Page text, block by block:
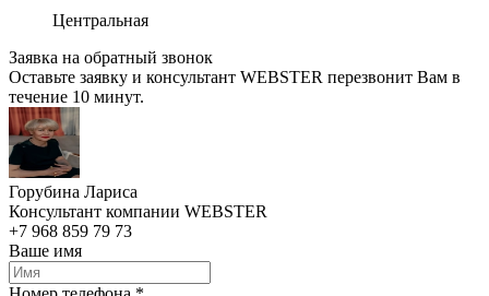
Центральная
Заявка на обратный звонок
Оставьте заявку и консультант WEBSTER перезвонит Вам в
течение 10 минут.
Горубина Лариса
Консультант компании WEBSTER
+7 968 859 79 73
Ваше имя